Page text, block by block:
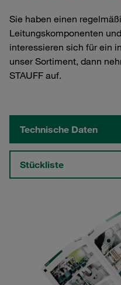
Sie haben einen
Leitungskomponenten
interessieren sich für ein
unser Sortiment, dann
STAUFF auf.
Technische Daten
Stückliste